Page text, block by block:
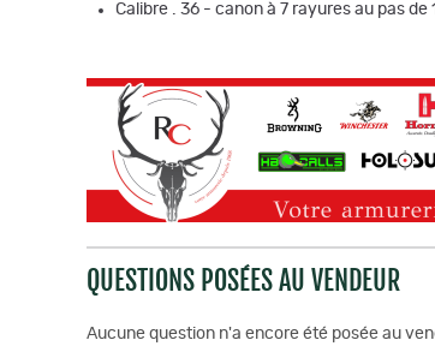
Calibre . 36 - canon à 7 rayures au pas de
QUESTIONS POSÉES AU VENDEUR
Aucune question n'a encore été posée au